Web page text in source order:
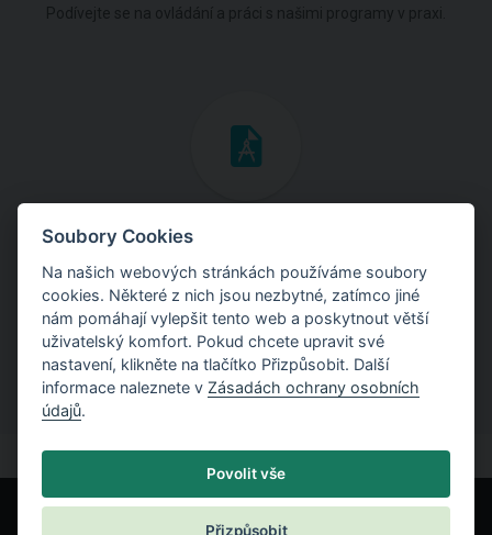
Inženýrské manuály
Stáhněte si manuály s teoretickými i praktickými ukázkami
použití programů.
Soubory Cookies
Na našich webových stránkách používáme soubory
cookies. Některé z nich jsou nezbytné, zatímco jiné
nám pomáhají vylepšit tento web a poskytnout větší
uživatelský komfort. Pokud chcete upravit své
nastavení, klikněte na tlačítko Přizpůsobit. Další
informace naleznete v Zásadách ochrany osobních
údajů.
Povolit vše
Přizpůsobit